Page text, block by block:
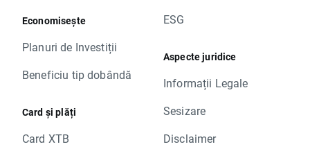
Economisește
Planuri de Investiții
Beneficiu tip dobândă
Card și plăți
Card XTB
ESG
Aspecte juridice
Informații Legale
Sesizare
Disclaimer